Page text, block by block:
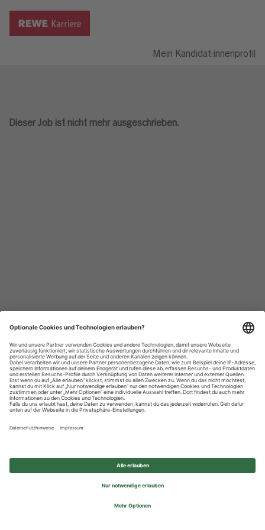
Mein Kandidat:innenprofil
Dieser Job ist nicht mehr ausgeschrieben.
Datenschutzhinweise
Impressum
Privatsphäre-Einstellungen
© 2026 REWE Group - All rights reserved